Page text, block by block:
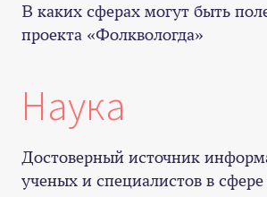
В каких сферах могут быть
проекта «Фолквологда»
Наука
Достоверный источник
ученых и специалистов в